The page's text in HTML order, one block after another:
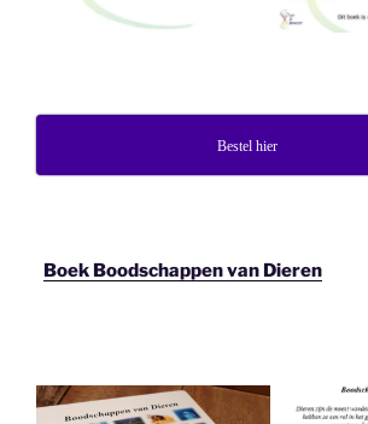
Bestel hier
Boek Boodschappen van Dieren